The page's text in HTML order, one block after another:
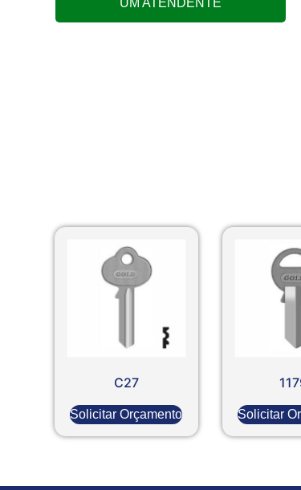
UM ATENDENTE
C27
Solicitar Orçamento Solicitar